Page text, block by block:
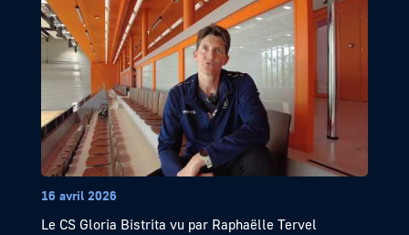
16 avril 2026
Le CS Gloria Bistrita vu par Raphaëlle Tervel